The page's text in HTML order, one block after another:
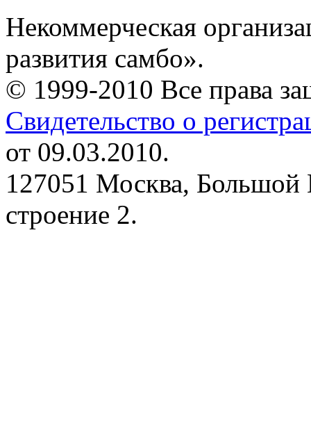
Некоммерческая
развития самбо».
© 1999-2010 Все права
Свидетельство о
от 09.03.2010.
127051 Москва, Большой
строение 2.